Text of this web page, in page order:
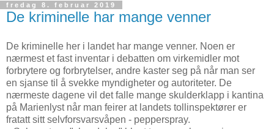
fredag 8. februar 2019
De kriminelle har mange venner
De kriminelle her i landet har mange venner. Noen er
nærmest et fast inventar i debatten om virkemidler mot
forbrytere og forbrytelser, andre kaster seg på når man ser
en sjanse til å svekke myndigheter og autoriteter. De
nærmeste dagene vil det falle mange skulderklapp i kantina
på Marienlyst når man feirer at landets tollinspektører er
fratatt sitt selvforsvarsvåpen - pepperspray.